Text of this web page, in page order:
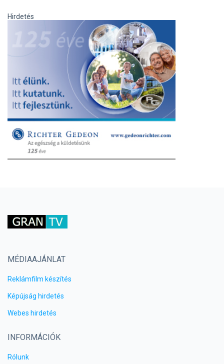
Hirdetés
MÉDIAAJÁNLAT
Reklámfilm készítés
Képújság hirdetés
Webes hirdetés
INFORMÁCIÓK
Rólunk